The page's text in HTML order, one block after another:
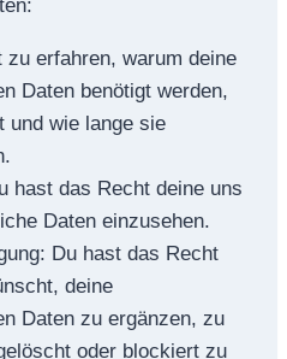
zu erfahren, warum deine
Daten benötigt werden,
und wie lange sie
hast das Recht deine uns
Daten einzusehen.
Du hast das Recht
deine
Daten zu ergänzen, zu
oder blockiert zu